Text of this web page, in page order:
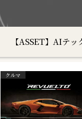
【ASSET】AIテ
クルマ